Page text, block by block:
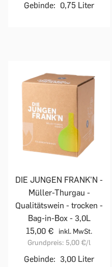
Gebinde: 0,75 Liter
DIE JUNGEN FRANK'N -
Müller-Thurgau -
Qualitätswein - trocken -
Bag-in-Box - 3,0L
15,00 €
inkl. MwSt.
Grundpreis: 5,00 €/l
Gebinde: 3,00 Liter